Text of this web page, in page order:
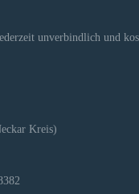
unverbindlich und
Kreis)